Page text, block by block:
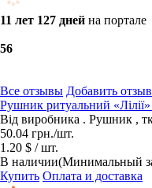
11 лет 127 дней на портале
56
Все отзывы Добавить отзыв
Рушник ритуальний
Від виробника . Рушник ,
50.04 грн./шт.
1.20 $ / шт.
В наличии(Минимальный
Купить Оплата и доставка